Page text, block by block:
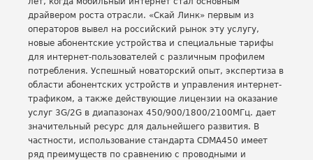
драйвером роста отрасли. «Скай Линк» первым из
операторов вывел на российский рынок эту услугу,
новые абонентские устройства и специальные тарифы
для интернет-пользователей с различным профилем
потребления. Успешный новаторский опыт, экспертиза в
области абонентских устройств и управления интернет-
трафиком, а также действующие лицензии на оказание
услуг 3G/2G в диапазонах 450/900/1800/2100МГц. дает
значительный ресурс для дальнейшего развития. В
частности, использование стандарта CDMA450 имеет
ряд преимуществ по сравнению с проводными и